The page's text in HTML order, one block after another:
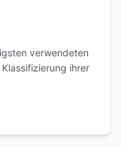
verwendeten
ihrer